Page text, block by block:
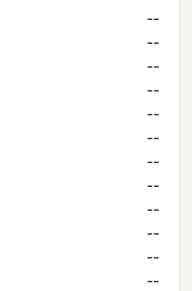
--
--
--
--
--
--
--
--
--
--
--
--